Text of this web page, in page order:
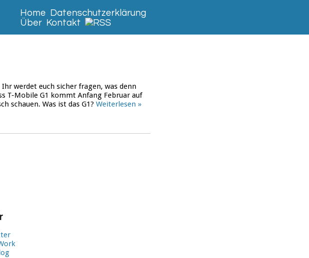
Home
Datenschutzerklärung
Über Kontakt
werdet euch sicher fragen, was denn
T-Mobile G1 kommt Anfang Februar auf
schauen. Was ist das G1? Weiterlesen »